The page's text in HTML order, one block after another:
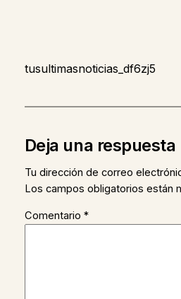
tusultimasnoticias_df6zj5
Deja una respuesta
Tu dirección de correo
Los campos obligatorios están
Comentario *